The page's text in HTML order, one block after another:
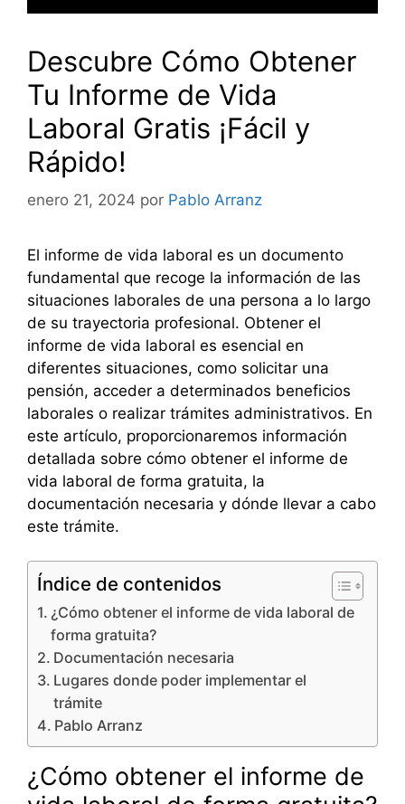
Descubre Cómo Obtener
Tu Informe de Vida
Laboral Gratis ¡Fácil y
Rápido!
enero 21, 2024 por Pablo Arranz
El informe de vida laboral es un documento
fundamental que recoge la información de las
situaciones laborales de una persona a lo largo
de su trayectoria profesional. Obtener el
informe de vida laboral es esencial en
diferentes situaciones, como solicitar una
pensión, acceder a determinados beneficios
laborales o realizar trámites administrativos. En
este artículo, proporcionaremos información
detallada sobre cómo obtener el informe de
vida laboral de forma gratuita, la
documentación necesaria y dónde llevar a cabo
este trámite.
Índice de contenidos
¿Cómo obtener el informe de vida laboral de
forma gratuita?
Documentación necesaria
Lugares donde poder implementar el
trámite
Pablo Arranz
¿Cómo obtener el informe de